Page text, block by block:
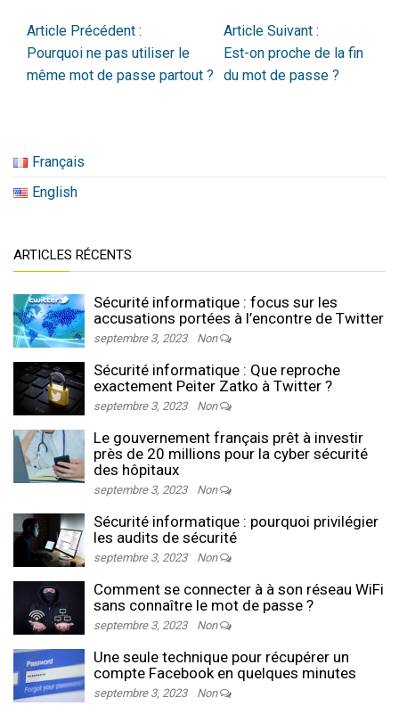
Article Précédent :
Pourquoi ne pas utiliser le
même mot de passe partout ?
Article Suivant :
Est-on proche de la fin
du mot de passe ?
Français
English
ARTICLES RÉCENTS
Sécurité informatique : focus sur les
accusations portées à l’encontre de Twitter
septembre 3, 2023 Non
Sécurité informatique : Que reproche
exactement Peiter Zatko à Twitter ?
septembre 3, 2023 Non
Le gouvernement français prêt à investir
près de 20 millions pour la cyber sécurité
des hôpitaux
septembre 3, 2023 Non
Sécurité informatique : pourquoi privilégier
les audits de sécurité
septembre 3, 2023 Non
Comment se connecter à à son réseau WiFi
sans connaître le mot de passe ?
septembre 3, 2023 Non
Une seule technique pour récupérer un
compte Facebook en quelques minutes
septembre 3, 2023 Non